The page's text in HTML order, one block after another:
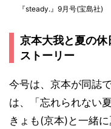
『steady.』9月号(宝島社)
京本大我と夏の
ストーリー
今号は、京本が同誌
は、「忘れられない
きょも(京本)と一緒